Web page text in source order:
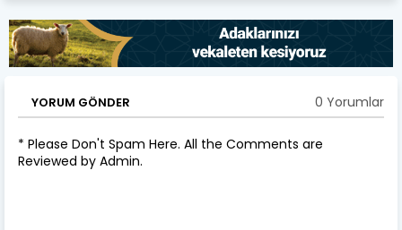
YORUM GÖNDER 0 Yorumlar
* Please Don't Spam Here. All the Comments are
Reviewed by Admin.